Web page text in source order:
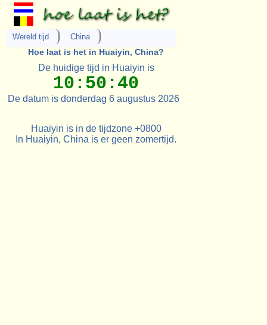
Wereld tijd China
Hoe laat is het in Huaiyin, China?
De huidige tijd in Huaiyin is
10:50:40
De datum is donderdag 6 augustus 2026
Huaiyin is in de tijdzone +0800
In Huaiyin, China is er geen zomertijd.